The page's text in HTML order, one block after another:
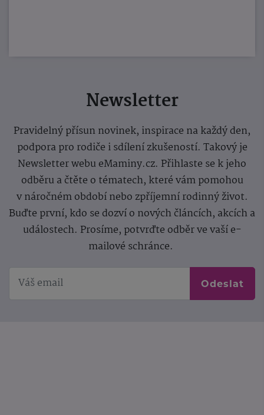
Newsletter
Pravidelný přísun novinek, inspirace na každý den,
podpora pro rodiče i sdílení zkušeností. Takový je
Newsletter webu eMaminy.cz. Přihlaste se k jeho
odběru a čtěte o tématech, které vám pomohou
v náročném období nebo zpříjemní rodinný život.
Buďte první, kdo se dozví o nových článcích, akcích a
událostech. Prosíme, potvrďte odběr ve vaší e-
mailové schránce.
Odeslat